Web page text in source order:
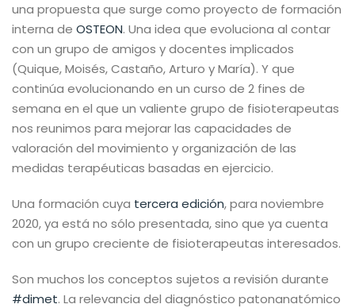
una propuesta que surge como proyecto de formación
interna de OSTEON. Una idea que evoluciona al contar
con un grupo de amigos y docentes implicados
(Quique, Moisés, Castaño, Arturo y María). Y que
continúa evolucionando en un curso de 2 fines de
semana en el que un valiente grupo de fisioterapeutas
nos reunimos para mejorar las capacidades de
valoración del movimiento y organización de las
medidas terapéuticas basadas en ejercicio.
Una formación cuya tercera edición, para noviembre
2020, ya está no sólo presentada, sino que ya cuenta
con un grupo creciente de fisioterapeutas interesados.
Son muchos los conceptos sujetos a revisión durante
#dimet. La relevancia del diagnóstico patonanatómico